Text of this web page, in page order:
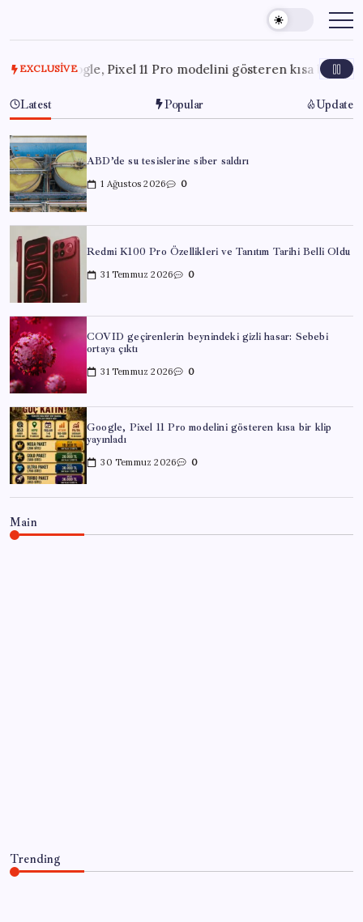
content
EXCLUSIVE
Google, Pixel 11 Pro modelini gösteren kısa bir klip
Latest Popular Update
ABD’de su tesislerine siber saldırı
1 Ağustos 2026 0
Redmi K100 Pro Özellikleri ve Tanıtım Tarihi Belli Oldu
31 Temmuz 2026 0
COVID geçirenlerin beynindeki gizli hasar: Sebebi
ortaya çıktı
31 Temmuz 2026 0
Google, Pixel 11 Pro modelini gösteren kısa bir klip
yayınladı
30 Temmuz 2026 0
Main
Trending